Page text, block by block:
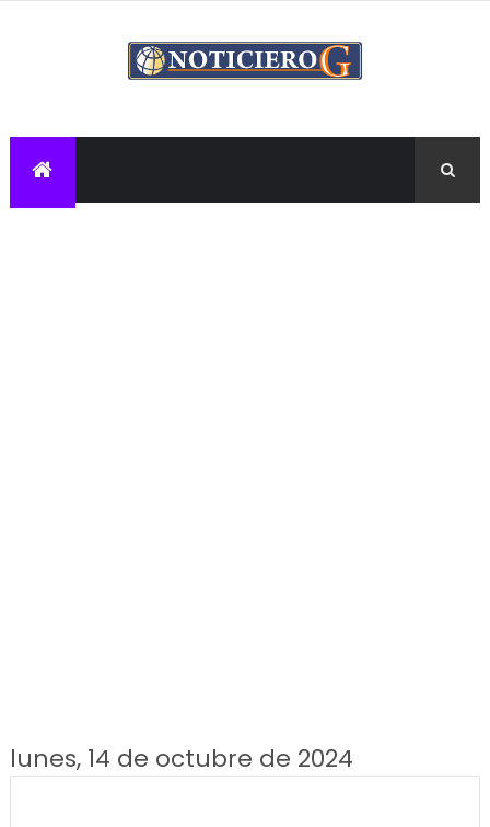
lunes, 14 de octubre de 2024